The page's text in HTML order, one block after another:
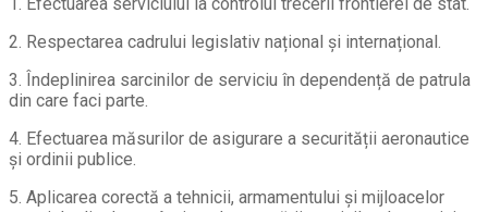
2. Respectarea cadrului legislativ național și internațional.
3. Îndeplinirea sarcinilor de serviciu în dependență de patrula
din care faci parte.
4. Efectuarea măsurilor de asigurare a securității aeronautice
și ordinii publice.
5. Aplicarea corectă a tehnicii, armamentului și mijloacelor